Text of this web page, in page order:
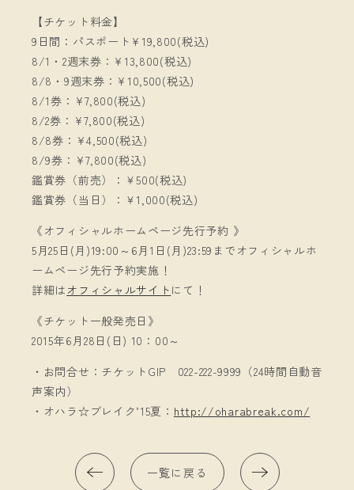
【チケット料金】
9日間：パスポート¥19,800(税込)
8/1・2週末券：¥13,800(税込)
8/8・9週末券：¥10,500(税込)
8/1券：¥7,800(税込)
8/2券：¥7,800(税込)
8/8券：¥4,500(税込)
8/9券：¥7,800(税込)
鑑賞券（前売）：￥500(税込)
鑑賞券（当日）：￥1,000(税込)
《オフィシャルホームページ先行予約 》
5月25日(月)19:00～6月1日(月)23:59までオフィシャルホ
ームページ先行予約実施！
詳細は オフィシャルサイト にて！
《チケット一般発売日》
2015年6月28日(日) 10：00～
・お問合せ：チケットGIP 022-222-9999（24時間自動音
声案内）
・オハラ☆ブレイク’15夏： http://oharabreak.com/
一覧に戻る